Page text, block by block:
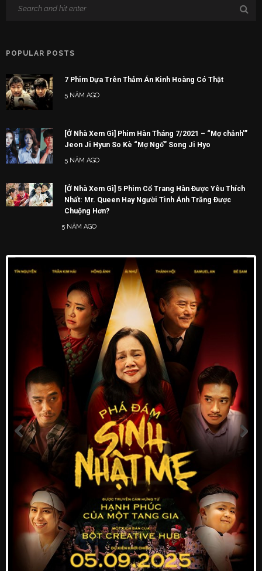
POPULAR POSTS
7 Phim Dựa Trên Thảm Án Kinh Hoàng Có Thật
5 NĂM AGO
[Ở Nhà Xem Gì] Phim Hàn Tháng 7/2021 – “Mợ chảnh'”
Jeon Ji Hyun So Kè “Mợ Ngố” Song Ji Hyo
5 NĂM AGO
[Ở Nhà Xem Gì] 5 Phim Cổ Trang Hàn Được Yêu Thích
Nhất: Mr. Queen Hay Người Tình Ánh Trăng Được
Chuộng Hơn?
5 NĂM AGO